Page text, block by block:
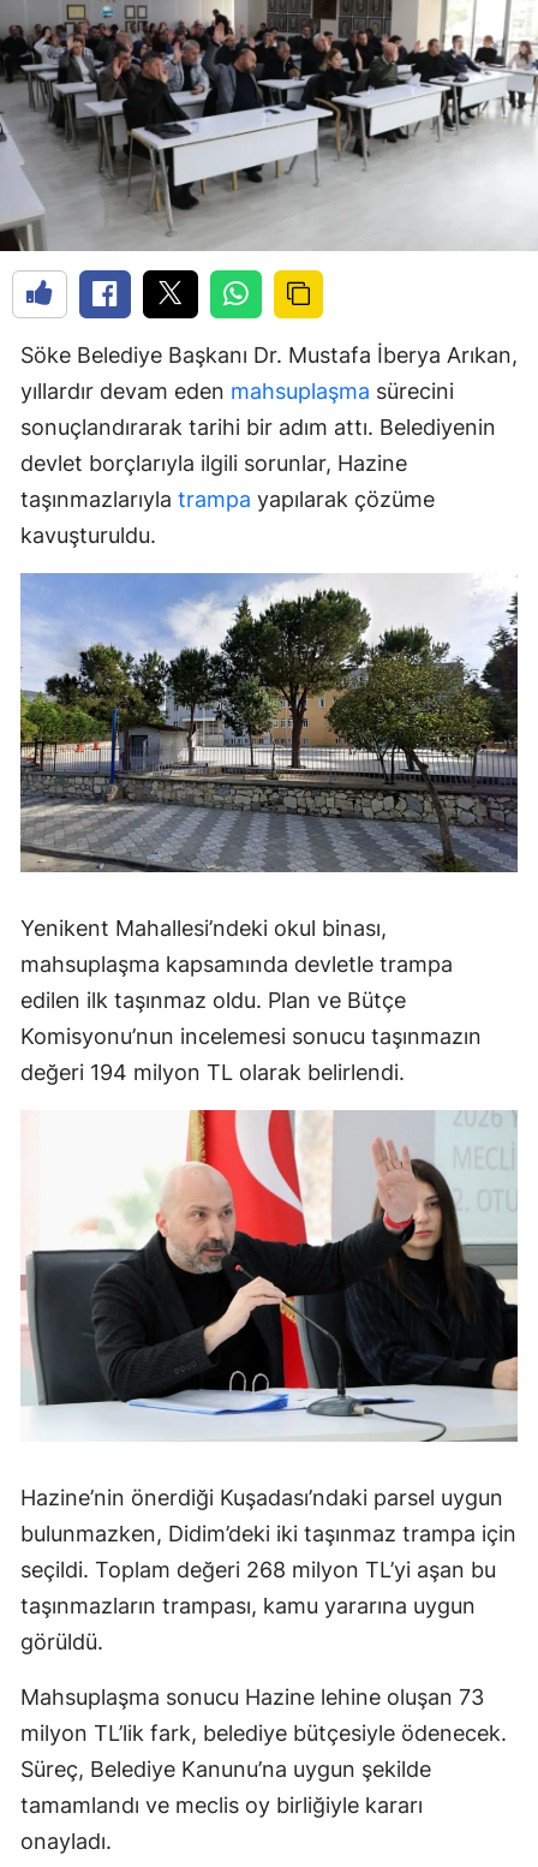
Söke Belediye Başkanı Dr. Mustafa İberya Arıkan,
yıllardır devam eden mahsuplaşma sürecini
sonuçlandırarak tarihi bir adım attı. Belediyenin
devlet borçlarıyla ilgili sorunlar, Hazine
taşınmazlarıyla trampa yapılarak çözüme
kavuşturuldu.
Yenikent Mahallesi’ndeki okul binası,
mahsuplaşma kapsamında devletle trampa
edilen ilk taşınmaz oldu. Plan ve Bütçe
Komisyonu’nun incelemesi sonucu taşınmazın
değeri 194 milyon TL olarak belirlendi.
Hazine’nin önerdiği Kuşadası’ndaki parsel uygun
bulunmazken, Didim’deki iki taşınmaz trampa için
seçildi. Toplam değeri 268 milyon TL’yi aşan bu
taşınmazların trampası, kamu yararına uygun
görüldü.
Mahsuplaşma sonucu Hazine lehine oluşan 73
milyon TL’lik fark, belediye bütçesiyle ödenecek.
Süreç, Belediye Kanunu’na uygun şekilde
tamamlandı ve meclis oy birliğiyle kararı
onayladı.